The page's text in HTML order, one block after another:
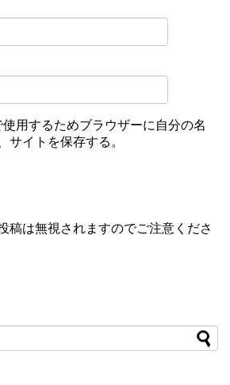
用するためブラウザーに自分の名
サイトを保存する。
稿は無視されますのでご注意くださ